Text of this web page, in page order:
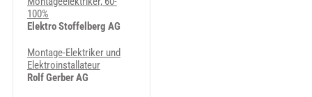
100%
Elektro Stoffelberg AG
Montage-Elektriker und
Elektroinstallateur
Rolf Gerber AG